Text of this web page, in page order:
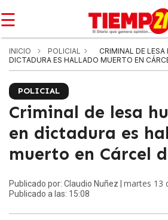
☰
INICIO POLICIAL
CRIMINAL DE
DICTADURA ES HALLADO MUERTO EN
POLICIAL
Criminal de lesa
en dictadura es
muerto en Cárcel
Publicado por: Claudio Nuñez | martes 13
Publicado a las: 15:08